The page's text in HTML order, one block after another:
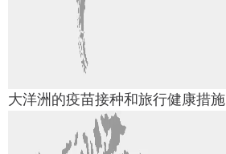
大洋洲的疫苗接种和旅行健康措施